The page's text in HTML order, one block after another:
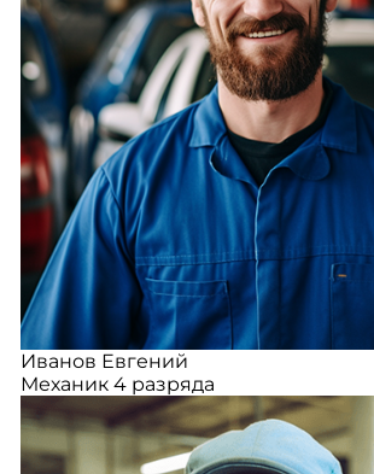
Иванов Евгений
Механик 4 разряда